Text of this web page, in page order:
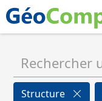
Structure